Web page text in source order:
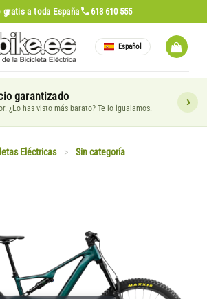
gratis a toda España 613 610 555
Español
garantizado
¿Lo has visto más barato? Te lo igualamos.
Eléctricas > Sin categoría